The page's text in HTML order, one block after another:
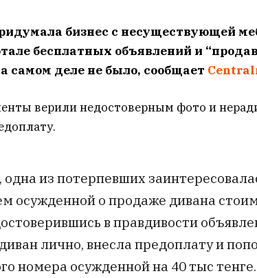
бизнес с несуществующей
бесплатных объявлений и
самом деле не было, сообщает
верили недостоверным фото и
одна из потерпевших
осужденной о продаже дивана
в правдивости
лично, внесла предоплату и
номера осужденной на 40 тыс